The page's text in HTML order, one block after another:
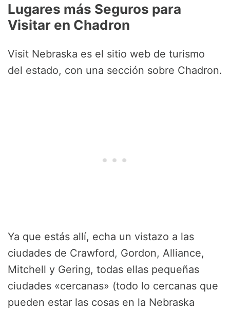
Lugares más Seguros para
Visitar en Chadron
Visit Nebraska es el sitio web de turismo
del estado, con una sección sobre Chadron.
Ya que estás allí, echa un vistazo a las
ciudades de Crawford, Gordon, Alliance,
Mitchell y Gering, todas ellas pequeñas
ciudades «cercanas» (todo lo cercanas que
pueden estar las cosas en la Nebraska